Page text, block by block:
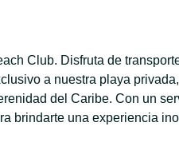
Club. Disfruta de
a nuestra playa
del Caribe. Con un
brindarte una experiencia